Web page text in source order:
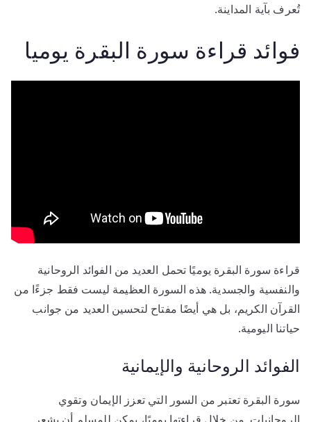
تُعرف بآية المداينة.
فوائد قراءة سورة البقرة يوميا
قراءة سورة البقرة يوميًا تحمل العديد من الفوائد الروحانية
والنفسية والجسدية. هذه السورة العظيمة ليست فقط جزءًا من
القرآن الكريم، بل هي أيضًا مفتاح لتحسين العديد من جوانب
حياتنا اليومية.
الفوائد الروحانية والإيمانية
سورة البقرة تعتبر من السور التي تعزز الإيمان وتقوي